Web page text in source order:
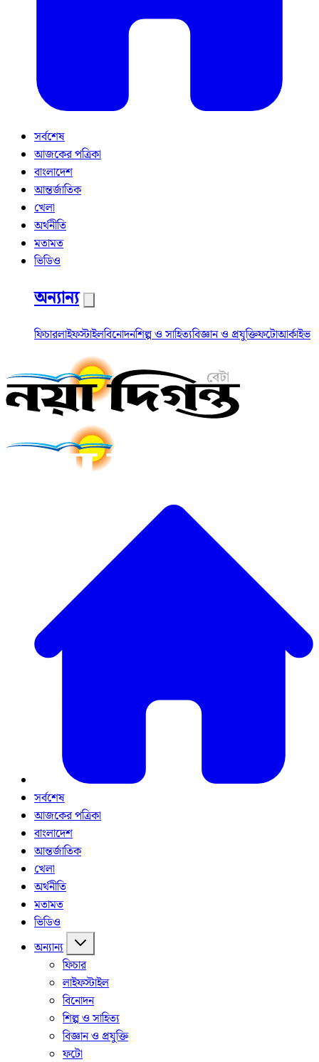
সর্বশেষ
আজকের পত্রিকা
বাংলাদেশ
আন্তর্জাতিক
খেলা
অর্থনীতি
মতামত
ভিডিও
অন্যান্য
ফিচারলাইফস্টাইলবিনোদনশিল্প ও সাহিত্যবিজ্ঞান ও প্রযুক্তিফটোআর্কাইভ
সর্বশেষ
আজকের পত্রিকা
বাংলাদেশ
আন্তর্জাতিক
খেলা
অর্থনীতি
মতামত
ভিডিও
অন্যান্য
ফিচার
লাইফস্টাইল
বিনোদন
শিল্প ও সাহিত্য
বিজ্ঞান ও প্রযুক্তি
ফটো